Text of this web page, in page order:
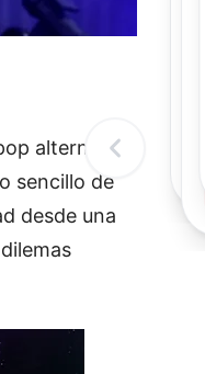
alternativo
sencillo de
desde una